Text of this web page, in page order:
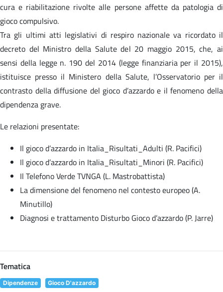
cura e riabilitazione rivolte alle persone affette da patologia di
gioco compulsivo.
Tra gli ultimi atti legislativi di respiro nazionale va ricordato il
decreto del Ministro della Salute del 20 maggio 2015, che, ai
sensi della legge n. 190 del 2014 (legge finanziaria per il 2015),
istituisce presso il Ministero della Salute, l’Osservatorio per il
contrasto della diffusione del gioco d’azzardo e il fenomeno della
dipendenza grave.
Le relazioni presentate:
Il gioco d’azzardo in Italia_Risultati_Adulti (R. Pacifici)
Il gioco d’azzardo in Italia_Risultati_Minori (R. Pacifici)
Il Telefono Verde TVNGA (L. Mastrobattista)
La dimensione del fenomeno nel contesto europeo (A.
Minutillo)
Diagnosi e trattamento Disturbo Gioco d’azzardo (P. Jarre)
Tematica
Dipendenze Gioco D'azzardo